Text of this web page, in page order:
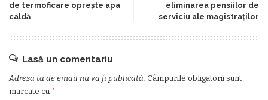
de termoficare opreşte apa
caldă
eliminarea pensiilor de
serviciu ale magistraților
Lasă un comentariu
Adresa ta de email nu va fi publicată. Câmpurile obligatorii sunt
marcate cu *